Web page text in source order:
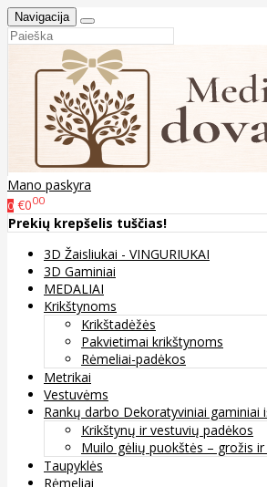
Navigacija
Mano paskyra
0 €000
Prekių krepšelis tuščias!
3D Žaisliukai - VINGURIUKAI
3D Gaminiai
MEDALIAI
Krikštynoms
Krikštadėžės
Pakvietimai krikštynoms
Rėmeliai-padėkos
Metrikai
Vestuvėms
Rankų darbo Dekoratyviniai gaminiai
Krikštynų ir vestuvių padėkos
Muilo gėlių puokštės – grožis
Taupyklės
Rėmeliai